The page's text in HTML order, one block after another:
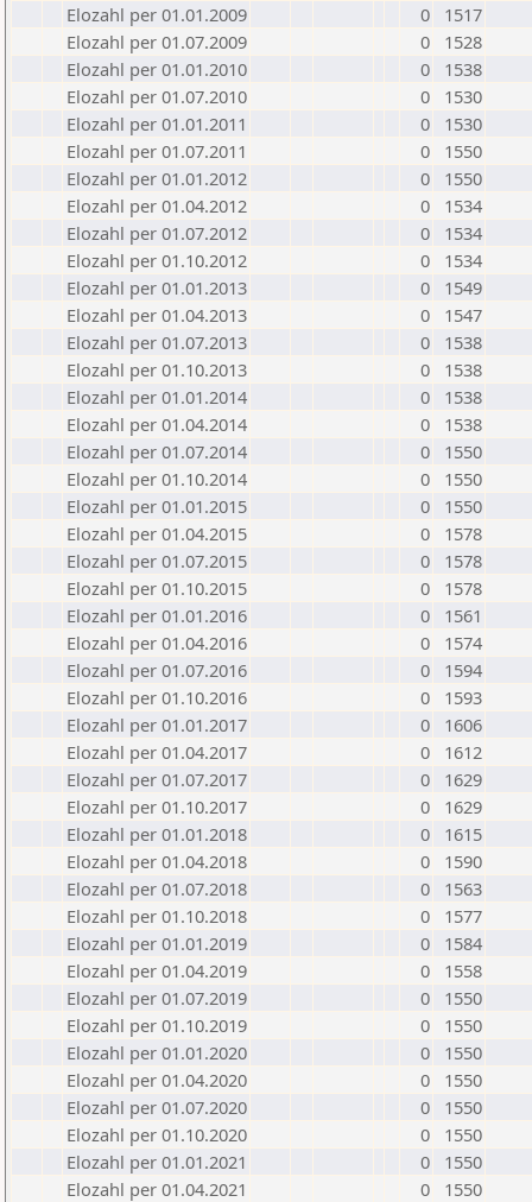
Elozahl per 01.01.2009
0
1517
Elozahl per 01.07.2009
0
1528
Elozahl per 01.01.2010
0
1538
Elozahl per 01.07.2010
0
1530
Elozahl per 01.01.2011
0
1530
Elozahl per 01.07.2011
0
1550
Elozahl per 01.01.2012
0
1550
Elozahl per 01.04.2012
0
1534
Elozahl per 01.07.2012
0
1534
Elozahl per 01.10.2012
0
1534
Elozahl per 01.01.2013
0
1549
Elozahl per 01.04.2013
0
1547
Elozahl per 01.07.2013
0
1538
Elozahl per 01.10.2013
0
1538
Elozahl per 01.01.2014
0
1538
Elozahl per 01.04.2014
0
1538
Elozahl per 01.07.2014
0
1550
Elozahl per 01.10.2014
0
1550
Elozahl per 01.01.2015
0
1550
Elozahl per 01.04.2015
0
1578
Elozahl per 01.07.2015
0
1578
Elozahl per 01.10.2015
0
1578
Elozahl per 01.01.2016
0
1561
Elozahl per 01.04.2016
0
1574
Elozahl per 01.07.2016
0
1594
Elozahl per 01.10.2016
0
1593
Elozahl per 01.01.2017
0
1606
Elozahl per 01.04.2017
0
1612
Elozahl per 01.07.2017
0
1629
Elozahl per 01.10.2017
0
1629
Elozahl per 01.01.2018
0
1615
Elozahl per 01.04.2018
0
1590
Elozahl per 01.07.2018
0
1563
Elozahl per 01.10.2018
0
1577
Elozahl per 01.01.2019
0
1584
Elozahl per 01.04.2019
0
1558
Elozahl per 01.07.2019
0
1550
Elozahl per 01.10.2019
0
1550
Elozahl per 01.01.2020
0
1550
Elozahl per 01.04.2020
0
1550
Elozahl per 01.07.2020
0
1550
Elozahl per 01.10.2020
0
1550
Elozahl per 01.01.2021
0
1550
Elozahl per 01.04.2021
0
1550